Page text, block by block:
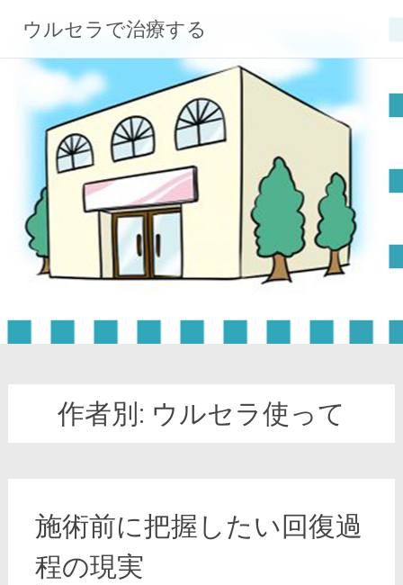
テ
ウルセラで治療する
作者別: ウルセラ使って
施術前に把握したい回復過
程の現実